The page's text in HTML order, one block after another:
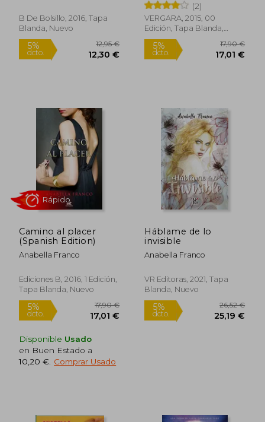
B De Bolsillo, 2016, Tapa
Blanda, Nuevo
5%
dcto.
Rápido
(2)
VERGARA, 2015, 00
Edición, Tapa Blanda,
Nuevo
5%
dcto.
Camino al placer
(Spanish Edition)
Anabella Franco
Ediciones B, 2016, 1 Edición,
Tapa Blanda, Nuevo
Disponible Usado
en Buen Estado a
10,20 € Comprar Usado
Háblame de lo
invisible
Anabella Franco
VR Editoras, 2021, Tapa
Blanda, Nuevo